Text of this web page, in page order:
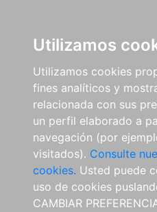
Utilizamos
Utilizamos cookies
fines analíticos y
relacionada con sus
un perfil elaborado a
navegación (por
visitados). Consulte
cookies. Usted puede
uso de cookies
CAMBIAR